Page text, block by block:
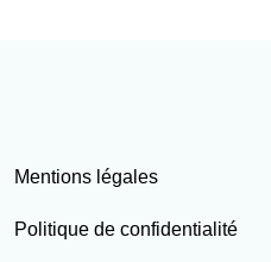
Mentions légales
Politique de confidentialité